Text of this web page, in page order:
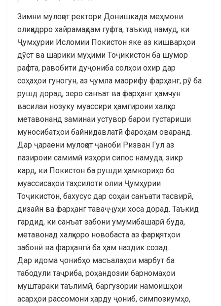
Зимни мулоқот ректори Донишкада меҳмони
олиқадрро хайрамақдам гуфта, таъкид намуд, ки
Ҷумҳурии Исломии Покистон яке аз кишварҳои
дӯст ва шарики муҳими Тоҷикистон ба шумор
рафта, равобити дуҷониба солҳои охир дар
соҳаҳои гуногун, аз ҷумла маорифу фарҳанг, рӯ ба
рушд дорад, зеро санъат ва фарҳанг ҳамчун
василаи нозуку муассири ҳамгироии халқҳо
метавонанд заминаи устувор барои густариши
муносибатҳои байнидавлатӣ фароҳам оваранд.
Дар ҷараёни мулоқот ҷаноби Ризван Гул аз
пазироии самимӣ изҳори сипос намуда, зикр
кард, ки Покистон ба рушди ҳамкориҳо бо
муассисаҳои таҳсилоти олии Ҷумҳурии
Тоҷикистон, бахусус дар соҳаи санъати тасвирӣ,
дизайн ва фарҳанг таваҷҷуҳи хоса дорад. Таъкид
гардид, ки санъат забони умумибашарӣ буда,
метавонад халқҳоро новобаста аз фарқиятҳои
забонӣ ва фарҳангӣ ба ҳам наздик созад.
Дар идома ҷонибҳо масъалаҳои марбут ба
табодули таҷриба, роҳандозии барномаҳои
муштараки таълимӣ, баргузории намоишҳои
асарҳои рассомони ҳарду ҷониб, симпозиумҳо,